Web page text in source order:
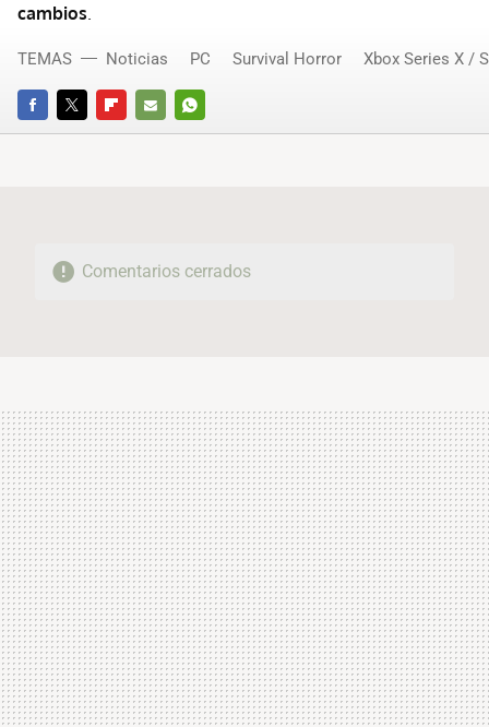
cambios
FACEBOOKTWITTERFLIPBOARD
E-
WHATSAPP
TEMAS Noticias PC Survival Horror Xbox Series X / S
Comentarios cerrados